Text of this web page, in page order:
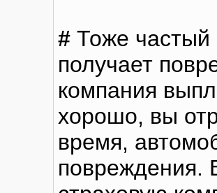
# Тоже
получает
компания
хорошо, вы
время,
повреждения.